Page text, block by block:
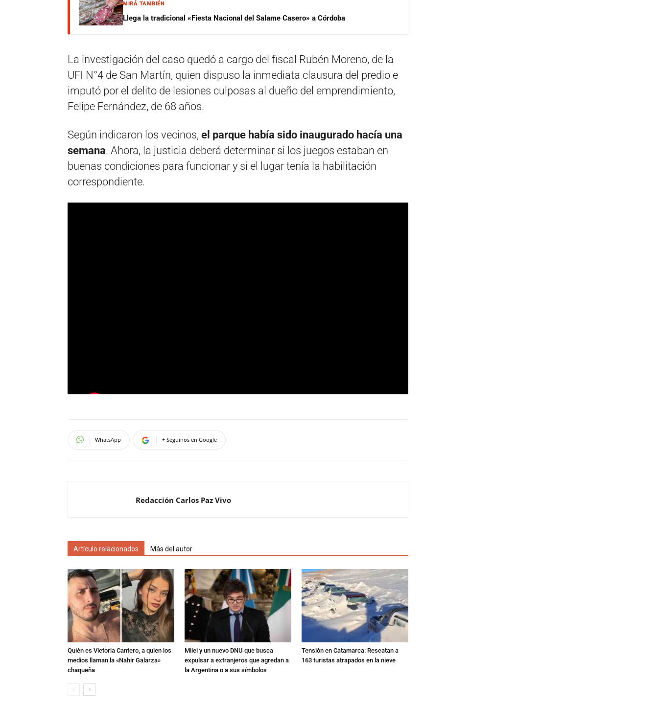
MIRÁ TAMBIÉN
Llega la tradicional «Fiesta Nacional del Salame Casero» a Córdoba
La investigación del caso quedó a cargo del fiscal Rubén Moreno, de la
UFI N°4 de San Martín, quien dispuso la inmediata clausura del predio e
imputó por el delito de lesiones culposas al dueño del emprendimiento,
Felipe Fernández, de 68 años.
Según indicaron los vecinos, el parque había sido inaugurado hacía una
semana. Ahora, la justicia deberá determinar si los juegos estaban en
buenas condiciones para funcionar y si el lugar tenía la habilitación
correspondiente.
WhatsApp + Seguinos en Google
Redacción Carlos Paz Vivo
Artículo relacionados Más del autor
Quién es Victoria Cantero, a quien los
medios llaman la «Nahir Galarza»
chaqueña
Milei y un nuevo DNU que busca
expulsar a extranjeros que agredan a
la Argentina o a sus símbolos
Tensión en Catamarca: Rescatan a
163 turistas atrapados en la nieve